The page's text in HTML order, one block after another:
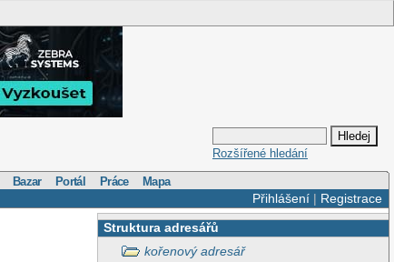
Rozšířené hledání
Bazar Portál Práce Mapa
Přihlášení| Registrace
Struktura adresářů
kořenový adresář